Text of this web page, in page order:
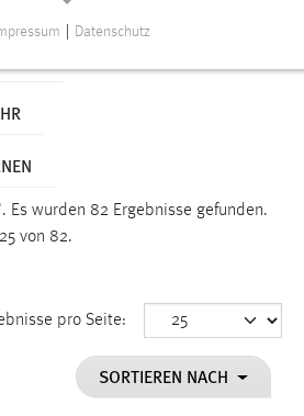
Es wurden 82 Ergebnisse gefunden.
von 82.
pro Seite:
SORTIEREN NACH
für die einwandfreie Funktion der
die ausgewählten Einverständnis-
Datenschutz